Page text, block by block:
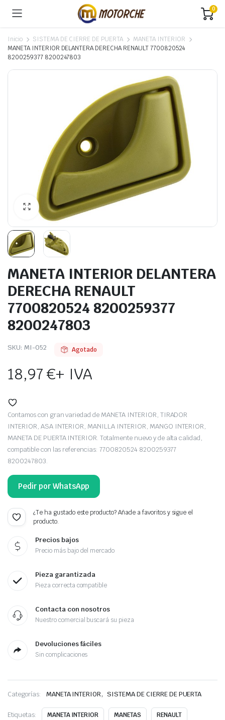
0
Inicio SISTEMA DE CIERRE DE PUERTA
MANETA INTERIOR
MANETA INTERIOR DELANTERA DERECHA RENAULT 7700820524
8200259377 8200247803
MANETA INTERIOR DELANTERA
DERECHA RENAULT
7700820524 8200259377
8200247803
SKU: MI-052 Agotado
18,97€+ IVA
Contamos con gran variedad de MANETA INTERIOR, TIRADOR
INTERIOR, ASA INTERIOR, MANILLA INTERIOR, MANGO INTERIOR,
MANETA DE PUERTA INTERIOR. Totalmente nuevo y de alta calidad,
compatible con las referencias: 7700820524 8200259377
8200247803.
Pedir por WhatsApp
¿Te ha gustado este producto? Añade a favoritos y sigue el
producto.
Precios bajos
Precio más bajo del mercado
Pieza garantizada
Pieza correcta compatible
Contacta con nosotros
Nuestro comercial buscará su pieza
Devoluciones fáciles
Sin complicaciones
Categorías: MANETA INTERIOR, SISTEMA DE CIERRE DE PUERTA
Etiquetas: MANETA INTERIOR MANETAS RENAULT